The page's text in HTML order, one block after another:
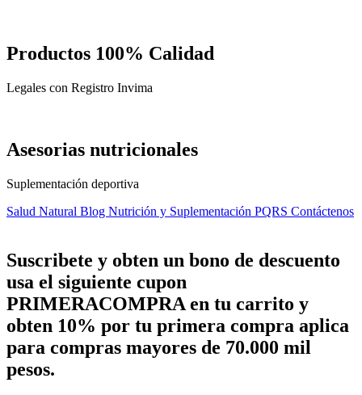
Productos 100% Calidad
Legales con Registro Invima
Asesorias nutricionales
Suplementación deportiva
Salud Natural Blog Nutrición y Suplementación PQRS Contáctenos
Suscribete y obten un bono de descuento
usa el siguiente cupon
PRIMERACOMPRA en tu carrito y
obten 10% por tu primera compra aplica
para compras mayores de 70.000 mil
pesos.